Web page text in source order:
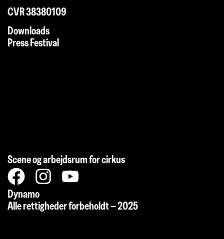
CVR 38380109
Downloads
Press Festival
Scene og arbejdsrum for cirkus
Dynamo
Alle rettigheder forbeholdt – 2025